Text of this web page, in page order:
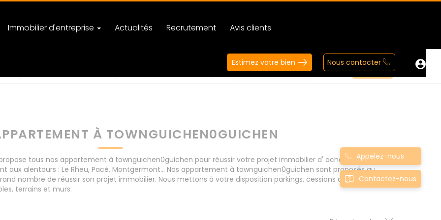
Immobilier d'entreprise Actualités Recrutement Avis clients
Estimez votre bien Nous contacter
À TOWNGUICHEN0GUICHEN
tous nos appartement à townguichen0guichen pour réussir votre projet immobilier d' achat. Consultez
aux alentours : Le Rheu, Pacé, Montgermont... Nos appartement à townguichen0guichen sont proposés au
nombre de réussir son projet immobilier. Nous mettons à votre disposition parkings, cessions de baux, fonds
terrains et murs.
Appelez-nous
Contactez-nous